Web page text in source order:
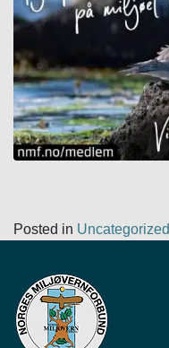
Posted in Uncategorized